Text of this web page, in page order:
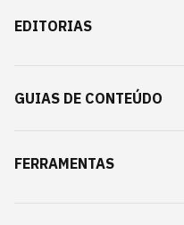
EDITORIAS
GUIAS DE CONTEÚDO
FERRAMENTAS